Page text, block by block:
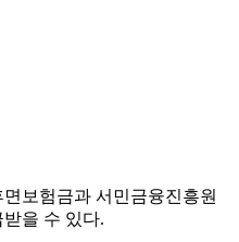
보험금과 서민금융진흥원
을 수 있다.